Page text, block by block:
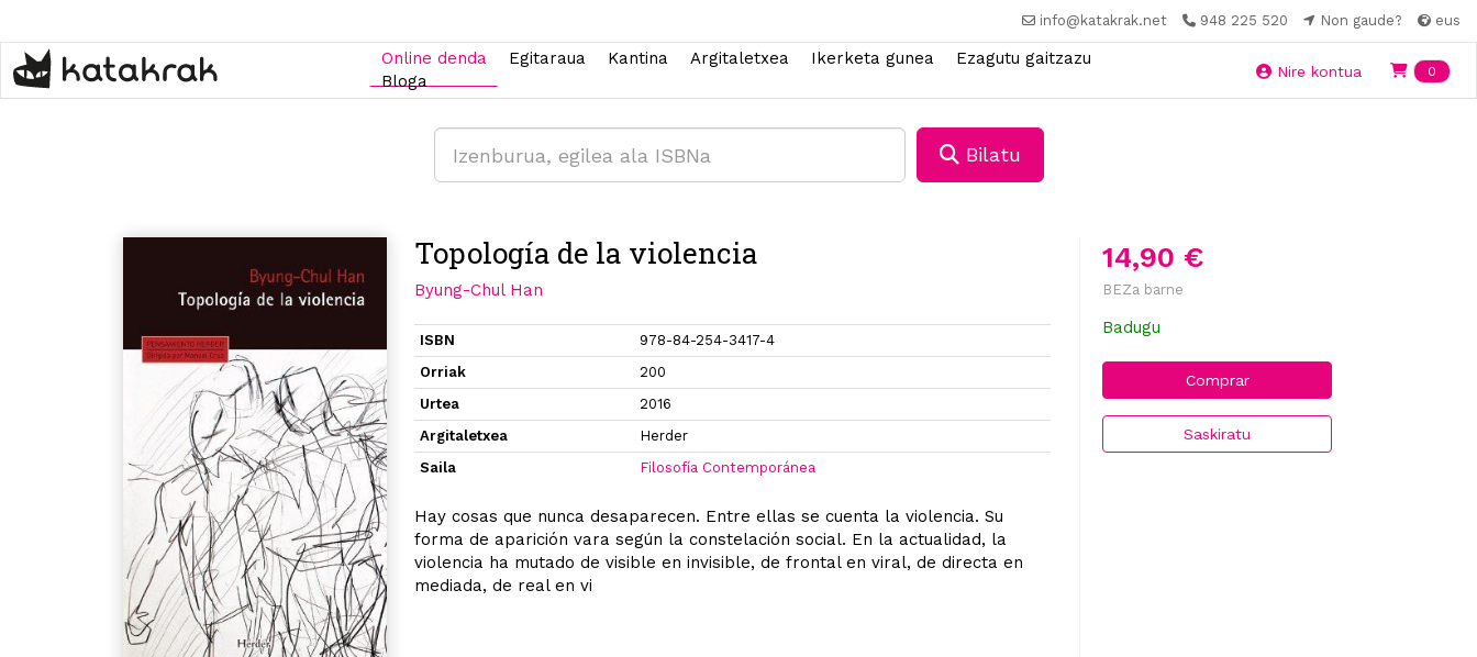
main
content
info@katakrak.net 948 225 520 Non gaude? eus
Online denda Egitaraua Kantina Argitaletxea Ikerketa gunea
Ezagutu gaitzazu
Bloga
Nire kontua 0
Bilatu
14,90 €
BEZa barne
Badugu
Comprar
Saskiratu
Topología de la violencia
Byung-Chul Han
ISBN
978-84-254-3417-4
Orriak
200
Urtea
2016
Argitaletxea
Herder
Saila
Filosofía Contemporánea
Hay cosas que nunca desaparecen. Entre ellas se cuenta la violencia. Su
forma de aparición var­a según la constelación social. En la actualidad, la
violencia ha mutado de visible en invisible, de frontal en viral, de directa en
mediada, de real en vi